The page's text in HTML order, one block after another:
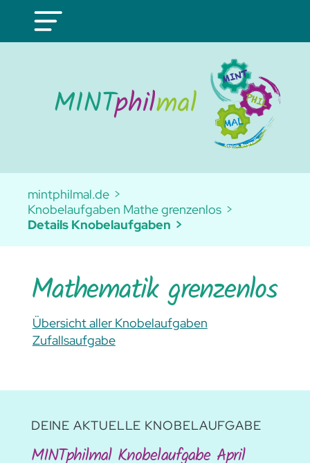
mintphilmal.de
Knobelaufgaben Mathe grenzenlos
Details Knobelaufgaben
Mathematik grenzenlos
Übersicht aller Knobelaufgaben
Zufallsaufgabe
DEINE AKTUELLE KNOBELAUFGABE
MINTphilmal Knobelaufgabe April